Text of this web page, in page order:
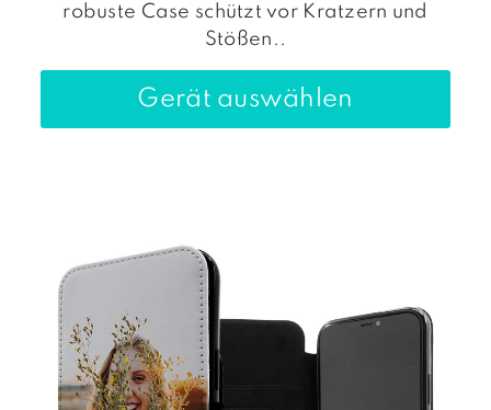
robuste Case schützt vor Kratzern und
Stößen..
Gerät auswählen